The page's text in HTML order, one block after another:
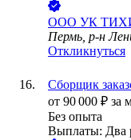
ООО УК
Пермь, р-н
Откликнуться
Сборщик
от 90 000 ₽ за
Без опыта
Выплаты: Два